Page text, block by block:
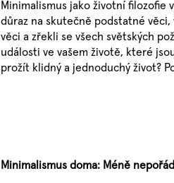
Minimalismus jako životní filozofie
důraz na skutečně podstatné věci,
věci a zřekli se všech světských
události ve vašem životě, které
prožít klidný a jednoduchý život?
Minimalismus doma: Méně